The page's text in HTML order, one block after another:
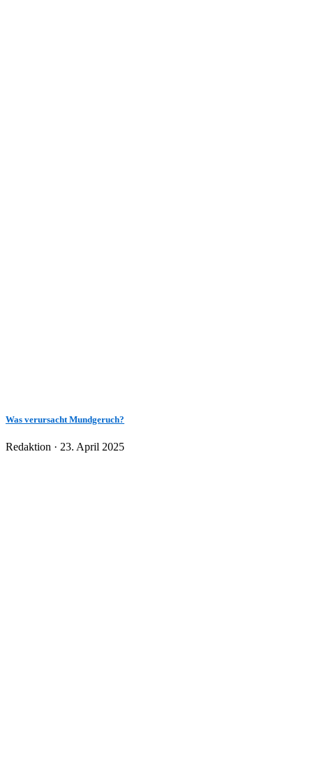
Was verursacht Mundgeruch?
Redaktion · Veröffentlicht
23. April 2025